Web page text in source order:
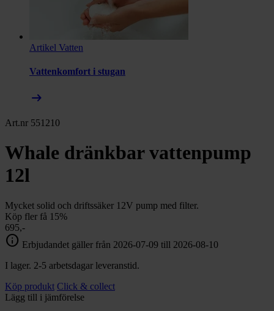
Artikel Vatten
Vattenkomfort i stugan
arrow_right_alt
Art.nr 551210
Whale dränkbar vattenpump
12l
Mycket solid och driftssäker 12V pump med filter.
Köp fler få 15%
695,-
info Erbjudandet gäller från 2026-07-09 till 2026-08-10
I lager. 2-5 arbetsdagar leveranstid.
Köp produkt Click & collect
Lägg till i jämförelse